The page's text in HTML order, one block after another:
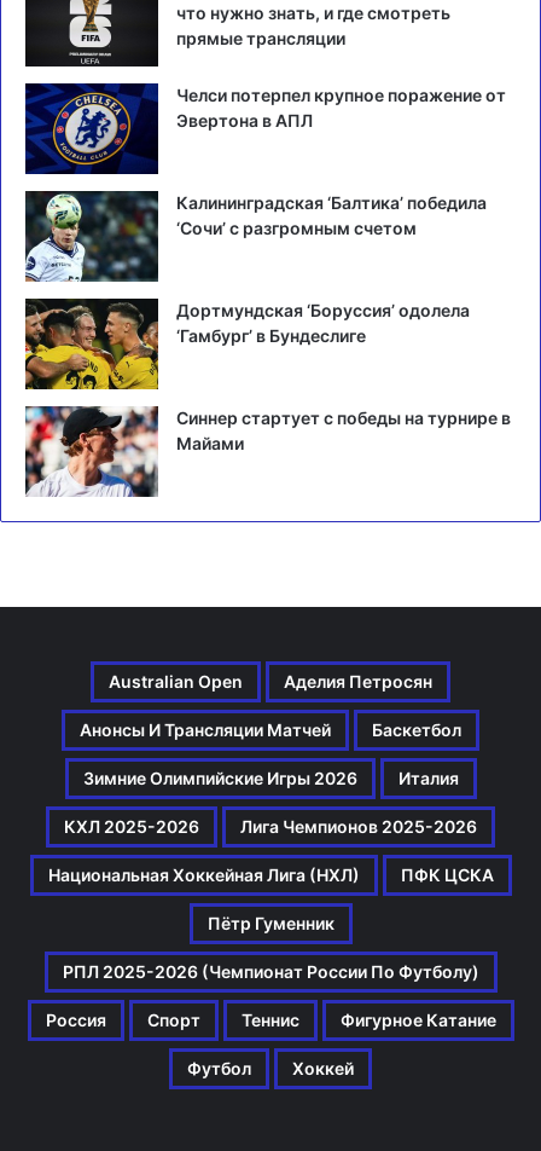
что нужно знать, и где смотреть
прямые трансляции
Челси потерпел крупное поражение от
Эвертона в АПЛ
Калининградская ‘Балтика’ победила
‘Сочи’ с разгромным счетом
Дортмундская ‘Боруссия’ одолела
‘Гамбург’ в Бундеслиге
Синнер стартует с победы на турнире в
Майами
Australian Open Аделия Петросян
Анонсы И Трансляции Матчей Баскетбол
Зимние Олимпийские Игры 2026 Италия
КХЛ 2025-2026 Лига Чемпионов 2025-2026
Национальная Хоккейная Лига (НХЛ) ПФК ЦСКА
Пётр Гуменник
РПЛ 2025-2026 (Чемпионат России По Футболу)
Россия Спорт Теннис Фигурное Катание
Футбол Хоккей